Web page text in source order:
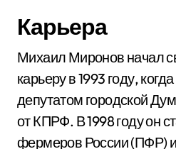
Карьера
Михаил Миронов начал
карьеру в 1993 году,
депутатом городской
от КПРФ. В 1998 году он
фермеров России (ПФР)